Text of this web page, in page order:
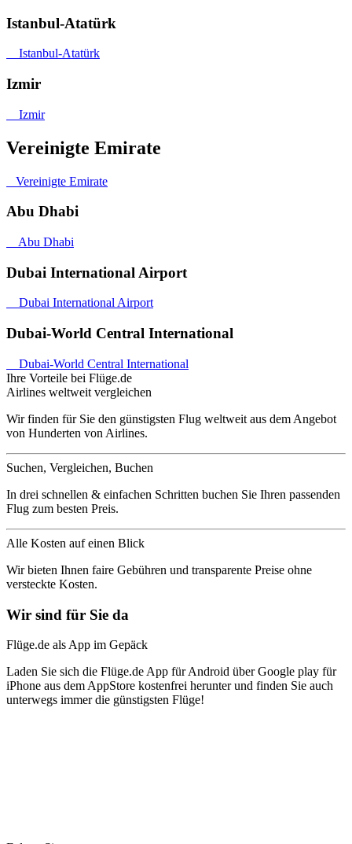
Istanbul-Atatürk
Istanbul-Atatürk
Izmir
Izmir
Vereinigte Emirate
Vereinigte Emirate
Abu Dhabi
Abu Dhabi
Dubai International Airport
Dubai International Airport
Dubai-World Central International
Dubai-World Central International
Ihre Vorteile bei Flüge.de
Airlines weltweit vergleichen
Wir finden für Sie den günstigsten Flug weltweit aus dem Angebot
von Hunderten von Airlines.
Suchen, Vergleichen, Buchen
In drei schnellen & einfachen Schritten buchen Sie Ihren passenden
Flug zum besten Preis.
Alle Kosten auf einen Blick
Wir bieten Ihnen faire Gebühren und transparente Preise ohne
versteckte Kosten.
Wir sind für Sie da
Flüge.de als App im Gepäck
Laden Sie sich die Flüge.de App für Android über Google play für
iPhone aus dem AppStore kostenfrei herunter und finden Sie auch
unterwegs immer die günstigsten Flüge!